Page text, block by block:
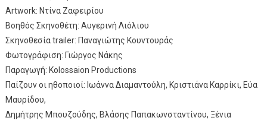
Artwork: Ντίνα Ζαφειρίου
Βοηθός Σκηνοθέτη: Αυγερινή Λιόλιου
Σκηνοθεσία trailer: Παναγιώτης Κουντουράς
Φωτογράφιση: Γιώργος Νάκης
Παραγωγή: Kolossaion Productions
Παίζουν οι ηθοποιοί: Ιωάννα Διαμαντούλη, Κριστιάνα Καρρίκι, Εύα
Μαυρίδου,
Δημήτρης Μπουζούδης, Βλάσης Παπακωνσταντίνου, Ξένια